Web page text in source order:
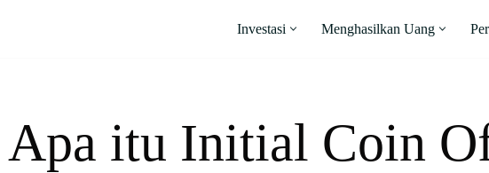
Investasi Menghasilkan Uang
Apa itu Initial Coin